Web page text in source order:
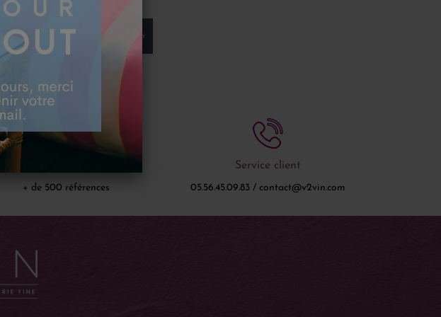
Ajouter au panier
+ de 500 références
Service client
05.56.45.09.83 / contact@v2vin.com